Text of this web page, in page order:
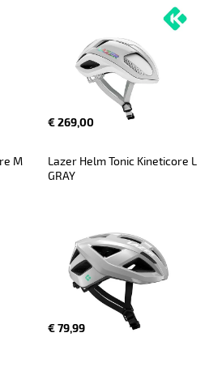
€ 269,00
M
Lazer Helm Tonic Kineticore L
GRAY
€ 79,99